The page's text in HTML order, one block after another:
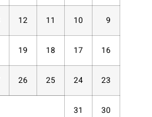
9
10
11
12
16
17
18
19
23
24
25
26
30
31